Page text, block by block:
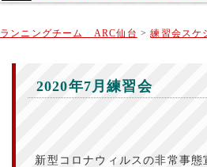
ランニングチーム ARC仙台 >練習会スケ
2020年7月練習会
新型コロナウィルスの非常事態